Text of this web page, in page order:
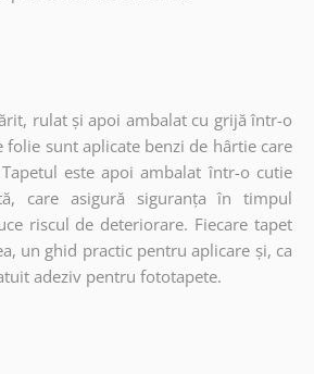
rulat și apoi ambalat cu grijă într-o
folie sunt aplicate benzi de hârtie care
este apoi ambalat într-o cutie
care asigură siguranța în timpul
riscul de deteriorare. Fiecare tapet
un ghid practic pentru aplicare și, ca
adeziv pentru fototapete.